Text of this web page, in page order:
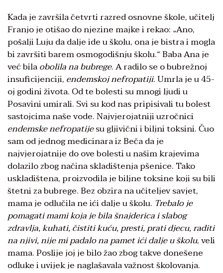
Kada je završila četvrti razred osnovne škole, učitelj
Franjo je otišao do njezine majke i rekao: „Ano,
pošalji Luju da dalje ide u školu, ona je bistra i mogla
bi završiti barem osmogodišnju školu.“ Baba Ana je
već bilaobolila na bubrege. A radilo se o bubrežnoj
insuficijenciji, endemskoj nefropatiji. Umrla je u 45-
oj godini života. Od te bolesti su mnogi ljudi u
Posavini umirali. Svi su kod nas pripisivali tu bolest
sastojcima naše vode. Najvjerojatniji uzročnici
endemske nefropatijesu gljivični i biljni toksini. Čuo
sam od jednog medicinara iz Beča da je
najvjerojatnije do ove bolesti u našim krajevima
dolazilo zbog načina skladištenja pšenice. Tako
uskladištena, proizvodila je biljne toksine koji su bili
štetni za bubrege. Bez obzira na učiteljev savjet,
mama je odlučila ne ići dalje u školu. Trebalo je
pomagati mami koja je bila šnajderica i slabog
zdravlja, kuhati, čistiti kuću, presti, prati djecu, raditi
na njivi, nije mi padalo na pamet ići dalje u školu, veli
mama. Poslije joj je bilo žao zbog takve donešene
odluke i uvijek je naglašavala važnost školovanja.